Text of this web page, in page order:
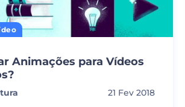
Animações para Vídeos
21 Fev 2018